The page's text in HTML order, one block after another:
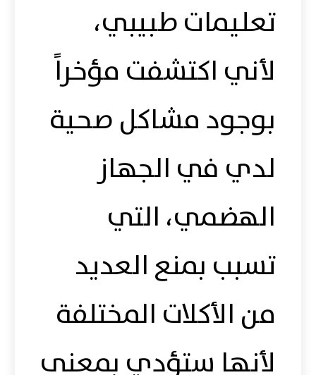
تعليمات طبيبي،
لأني اكتشفت مؤخراً
بوجود مشاكل صحية
لدي في الجهاز
الهضمي، التي
تسبب بمنع العديد
من الأكلات المختلفة
لأنها ستؤدي بمعنى